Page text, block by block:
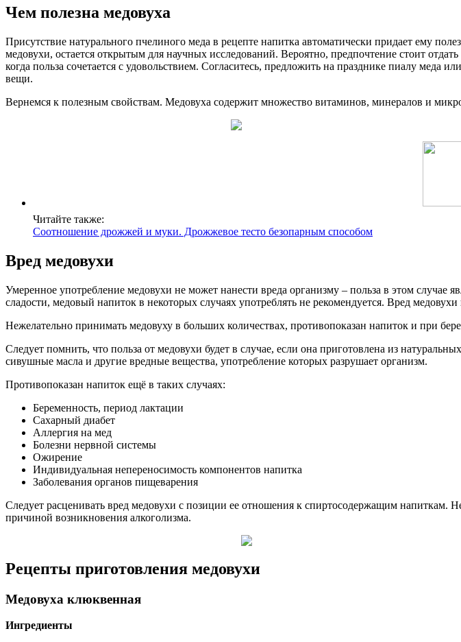
Чем полезна медовуха
Присутствие натурального пчелиного меда в рецепте напитка автоматически придает ему
медовухи, остается открытым для научных исследований. Вероятно, предпочтение стоит
когда польза сочетается с удовольствием. Согласитесь, предложить на празднике пиалу
вещи.
Вернемся к полезным свойствам. Медовуха содержит множество витаминов, минералов и
Читайте также:
Соотношение дрожжей и муки. Дрожжевое тесто безопарным способом
Вред медовухи
Умеренное употребление медовухи не может нанести вреда организму – польза в этом
сладости, медовый напиток в некоторых случаях употреблять не рекомендуется. Вред
Нежелательно принимать медовуху в больших количествах, противопоказан напиток и при
Следует помнить, что польза от медовухи будет в случае, если она приготовлена из
сивушные масла и другие вредные вещества, употребление которых разрушает организм.
Противопоказан напиток ещё в таких случаях:
Беременность, период лактации
Сахарный диабет
Аллергия на мед
Болезни нервной системы
Ожирение
Индивидуальная непереносимость компонентов напитка
Заболевания органов пищеварения
Следует расценивать вред медовухи с позиции ее отношения к спиртосодержащим напиткам.
причиной возникновения алкоголизма.
Рецепты приготовления медовухи
Медовуха клюквенная
Ингредиенты